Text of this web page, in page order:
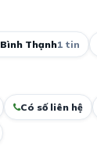
Bình Thạnh1 tin
Có số liên hệ